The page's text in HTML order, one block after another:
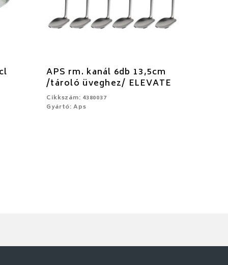
APS rm. kanál 6db 13,5cm
/tároló üveghez/ ELEVATE
Cikkszám: 4380037
Gyártó: Aps